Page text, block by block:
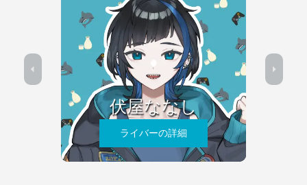
伏屋ななし
ライバーの詳細